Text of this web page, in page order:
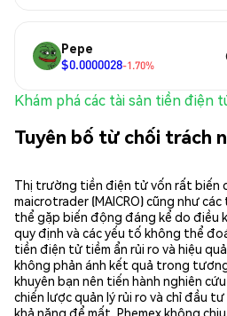
Pepe
$0.0000028-1.70%
Khám phá các tài sản tiền điện
Tuyên bố từ chối trách
Thị trường tiền điện tử vốn rất biến
maicrotrader (MAICRO) cũng như
thể gặp biến động đáng kể do điều
quy định và các yếu tố không thể
tiền điện tử tiềm ẩn rủi ro và hiệu
không phản ánh kết quả trong
khuyên bạn nên tiến hành nghiên
chiến lược quản lý rủi ro và chỉ đầu
khả năng để mất. Phemex không